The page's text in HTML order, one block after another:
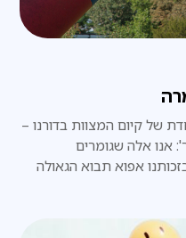
של קיום המצוות בדורנו –
אנו אלה שגומרים
אפוא תבוא הגאולה